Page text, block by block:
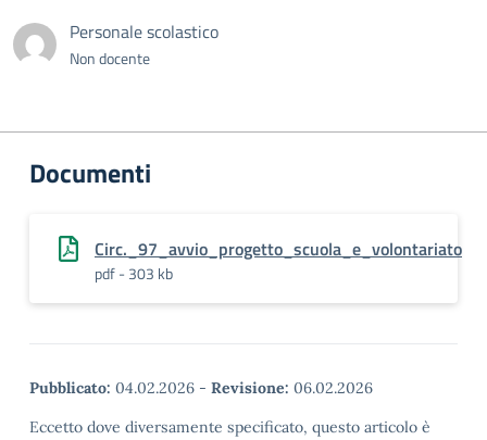
Personale scolastico
Non docente
Documenti
Circ._97_avvio_progetto_scuola_e_volontariato
pdf - 303 kb
Pubblicato: 04.02.2026 - Revisione: 06.02.2026
Eccetto dove diversamente specificato, questo articolo è